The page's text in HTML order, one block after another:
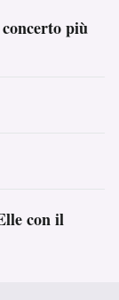
più
con il